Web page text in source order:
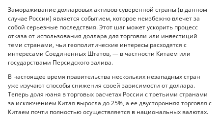
Замораживание долларовых активов суверенной страны (в данном
случае России) является событием, которое неизбежно влечет за
собой серьезные последствия. Этот шаг может ускорить процесс
отказа от использования доллара для торговли или инвестиций
теми странами, чьи геополитические интересы расходятся с
интересами Соединенных Штатов, — в частности Китаем или
государствами Персидского залива.
В настоящее время правительства нескольких незападных стран
уже изучают способы снижения своей зависимости от доллара.
Теперь доля юаня в торговых расчетах России с третьими странами
за исключением Китая выросла до 25%, а ее двусторонняя торговля с
Китаем почти полностью осуществляется в национальных валютах.